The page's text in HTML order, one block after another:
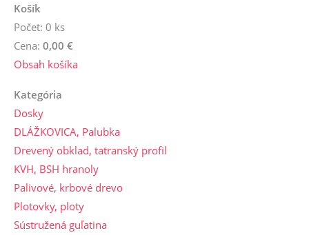
Košík
Počet: 0 ks
Cena: 0,00 €
Obsah košíka
Kategória
Dosky
DLÁŽKOVICA, Palubka
Drevený obklad, tatranský profil
KVH, BSH hranoly
Palivové, krbové drevo
Plotovky, ploty
Sústružená guľatina